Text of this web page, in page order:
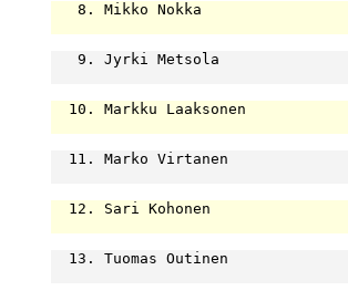
8. Mikko
9. Jyrki Metsola
10. Markku Laaksonen
11. Marko Virtanen
12. Sari Kohonen
13. Tuomas Outinen